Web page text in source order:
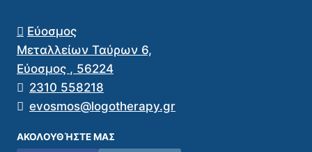
Εύοσμος
Μεταλλείων Ταύρων 6,
Εύοσμος , 56224
2310 558218
evosmos@logotherapy.gr
ΑΚΟΛΟΥΘΉΣΤΕ ΜΑΣ